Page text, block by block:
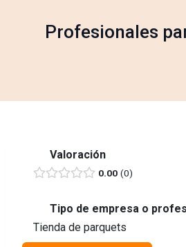
Profesionales
Valoración
0.00 0
Tipo de empresa o
Tienda de parquets